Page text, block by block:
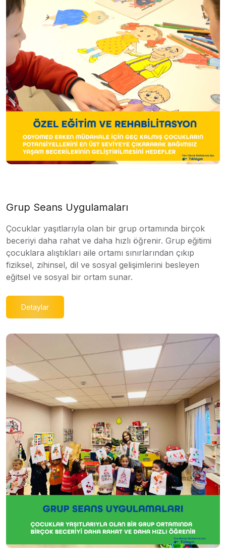
Grup Seans Uygulamaları
Çocuklar yaşıtlarıyla olan bir grup ortamında birçok
beceriyi daha rahat ve daha hızlı öğrenir. Grup eğitimi
çocuklara alıştıkları aile ortamı sınırlarından çıkıp
fiziksel, zihinsel, dil ve sosyal gelişimlerini besleyen
eğitsel ve sosyal bir ortam sunar.
Detaylar